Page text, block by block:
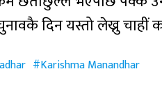
दिन यस्तो लेख्नु
Karishma Manandhar